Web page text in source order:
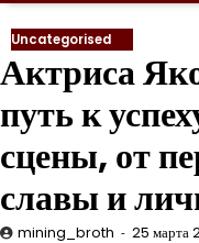
Uncategorised
Актриса
путь к
сцены, от
славы и
mining_broth 25 марта